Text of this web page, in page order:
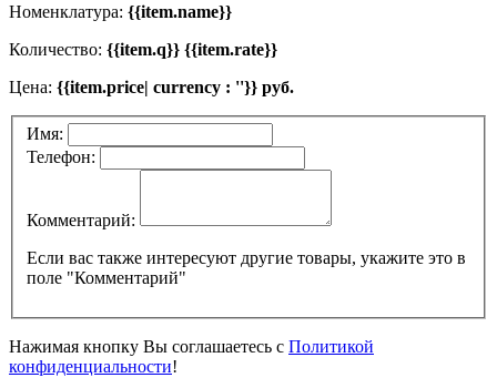
Номенклатура: {{item.name}}
Количество: {{item.q}} {{item.rate}}
Цена: {{item.price| currency : ''}} руб.
Имя:
Телефон:
Комментарий:
Если вас также интересуют другие товары, укажите это в
поле "Комментарий"
Нажимая кнопку Вы соглашаетесь с Политикой
конфиденциальности!